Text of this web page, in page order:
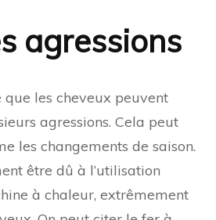
agressions
les cheveux peuvent
agressions. Cela peut
les changements de saison.
être dû à l’utilisation
à chaleur, extrêmement